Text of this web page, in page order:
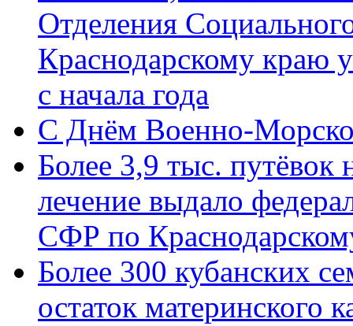
Отделения
Краснодарскому краю
с начала года
C Днём Военно-
Более 3,9 тыс. путёвок
лечение выдало
СФР по
Более 300 кубанских
остаток материнского